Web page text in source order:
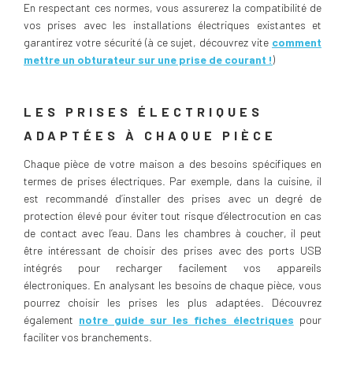
En respectant ces normes, vous assurerez la compatibilité de
vos prises avec les installations électriques existantes et
garantirez votre sécurité (à ce sujet, découvrez vite comment
mettre un obturateur sur une prise de courant !)
LES PRISES ÉLECTRIQUES
ADAPTÉES À CHAQUE PIÈCE
Chaque pièce de votre maison a des besoins spécifiques en
termes de prises électriques. Par exemple, dans la cuisine, il
est recommandé d’installer des prises avec un degré de
protection élevé pour éviter tout risque d’électrocution en cas
de contact avec l’eau. Dans les chambres à coucher, il peut
être intéressant de choisir des prises avec des ports USB
intégrés pour recharger facilement vos appareils
électroniques. En analysant les besoins de chaque pièce, vous
pourrez choisir les prises les plus adaptées. Découvrez
également notre guide sur les fiches électriques pour
faciliter vos branchements.